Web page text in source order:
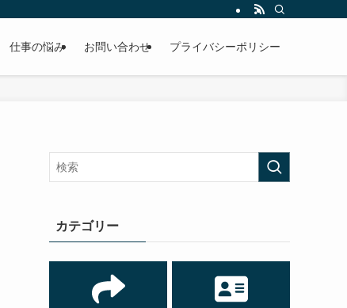
仕事の悩み お問い合わせ プライバシーポリシー
カテゴリー